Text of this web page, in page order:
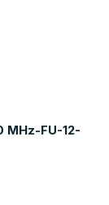
FU-12-